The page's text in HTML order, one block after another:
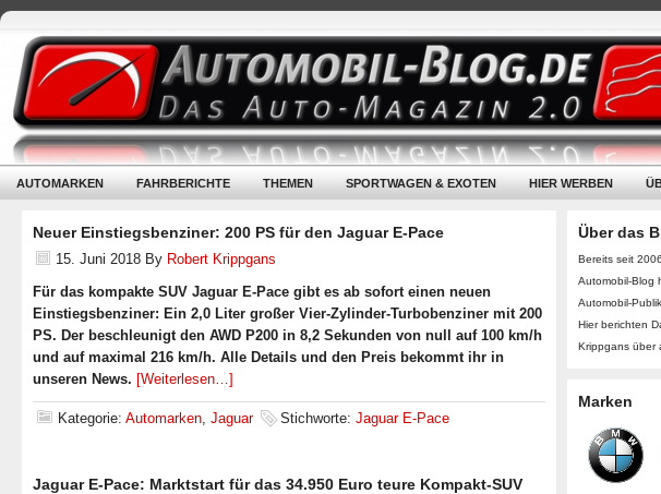
AUTOMARKEN FAHRBERICHTE THEMEN SPORTWAGEN & EXOTEN HIER WERBEN
Neuer Einstiegsbenziner: 200 PS für den Jaguar E-Pace
15. Juni 2018 By Robert Krippgans
Für das kompakte SUV Jaguar E-Pace gibt es ab sofort einen neuen
Einstiegsbenziner: Ein 2,0 Liter großer Vier-Zylinder-Turbobenziner mit 200
PS. Der beschleunigt den AWD P200 in 8,2 Sekunden von null auf 100 km/h
und auf maximal 216 km/h. Alle Details und den Preis bekommt ihr in
unseren News. [Weiterlesen…]
Kategorie: Automarken, Jaguar Stichworte: Jaguar E-Pace
Jaguar E-Pace: Marktstart für das 34.950 Euro teure Kompakt-SUV
Über das
Bereits seit
Automobil-Blog
Automobil-
Hier berichten
Krippgans über
Marken